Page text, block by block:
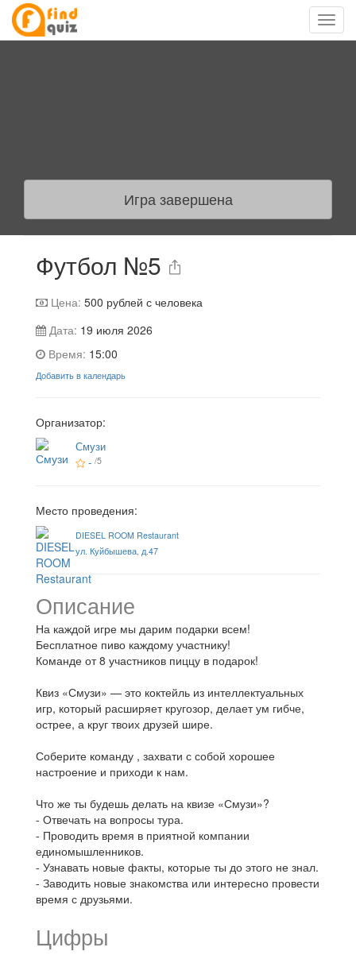
Игра завершена
Футбол №5
Цена: 500 рублей с человека
Дата: 19 июля 2026
Время: 15:00
Добавить в календарь
Организатор:
Смузи
- /5
Место проведения:
DIESEL ROOM Restaurant
ул. Куйбышева, д.47
Описание
На каждой игре мы дарим подарки всем!
Бесплатное пиво каждому участнику!
Команде от 8 участников пиццу в подарок!
Квиз «Смузи» — это коктейль из интеллектуальных
игр, который расширяет кругозор, делает ум гибче,
острее, а круг твоих друзей шире.
Соберите команду , захвати с собой хорошее
настроение и приходи к нам.
Что же ты будешь делать на квизе «Смузи»?
- Отвечать на вопросы тура.
- Проводить время в приятной компании
единомышленников.
- Узнавать новые факты, которые ты до этого не знал.
- Заводить новые знакомства или интересно провести
время с друзьями.
Цифры